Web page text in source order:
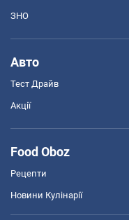
ЗНО
Авто
Тест Драйв
Акції
Food Oboz
Рецепти
Новини Кулінарії